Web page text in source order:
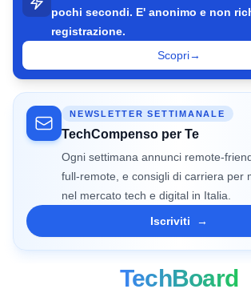
pochi secondi. E' anonimo e non
registrazione.
Scopri→
NEWSLETTER SETTIMANALE
TechCompenso per Te
Ogni settimana annunci remote-
full-remote, e consigli di carriera per
nel mercato tech e digital in Italia.
Iscriviti
→
TechBoard